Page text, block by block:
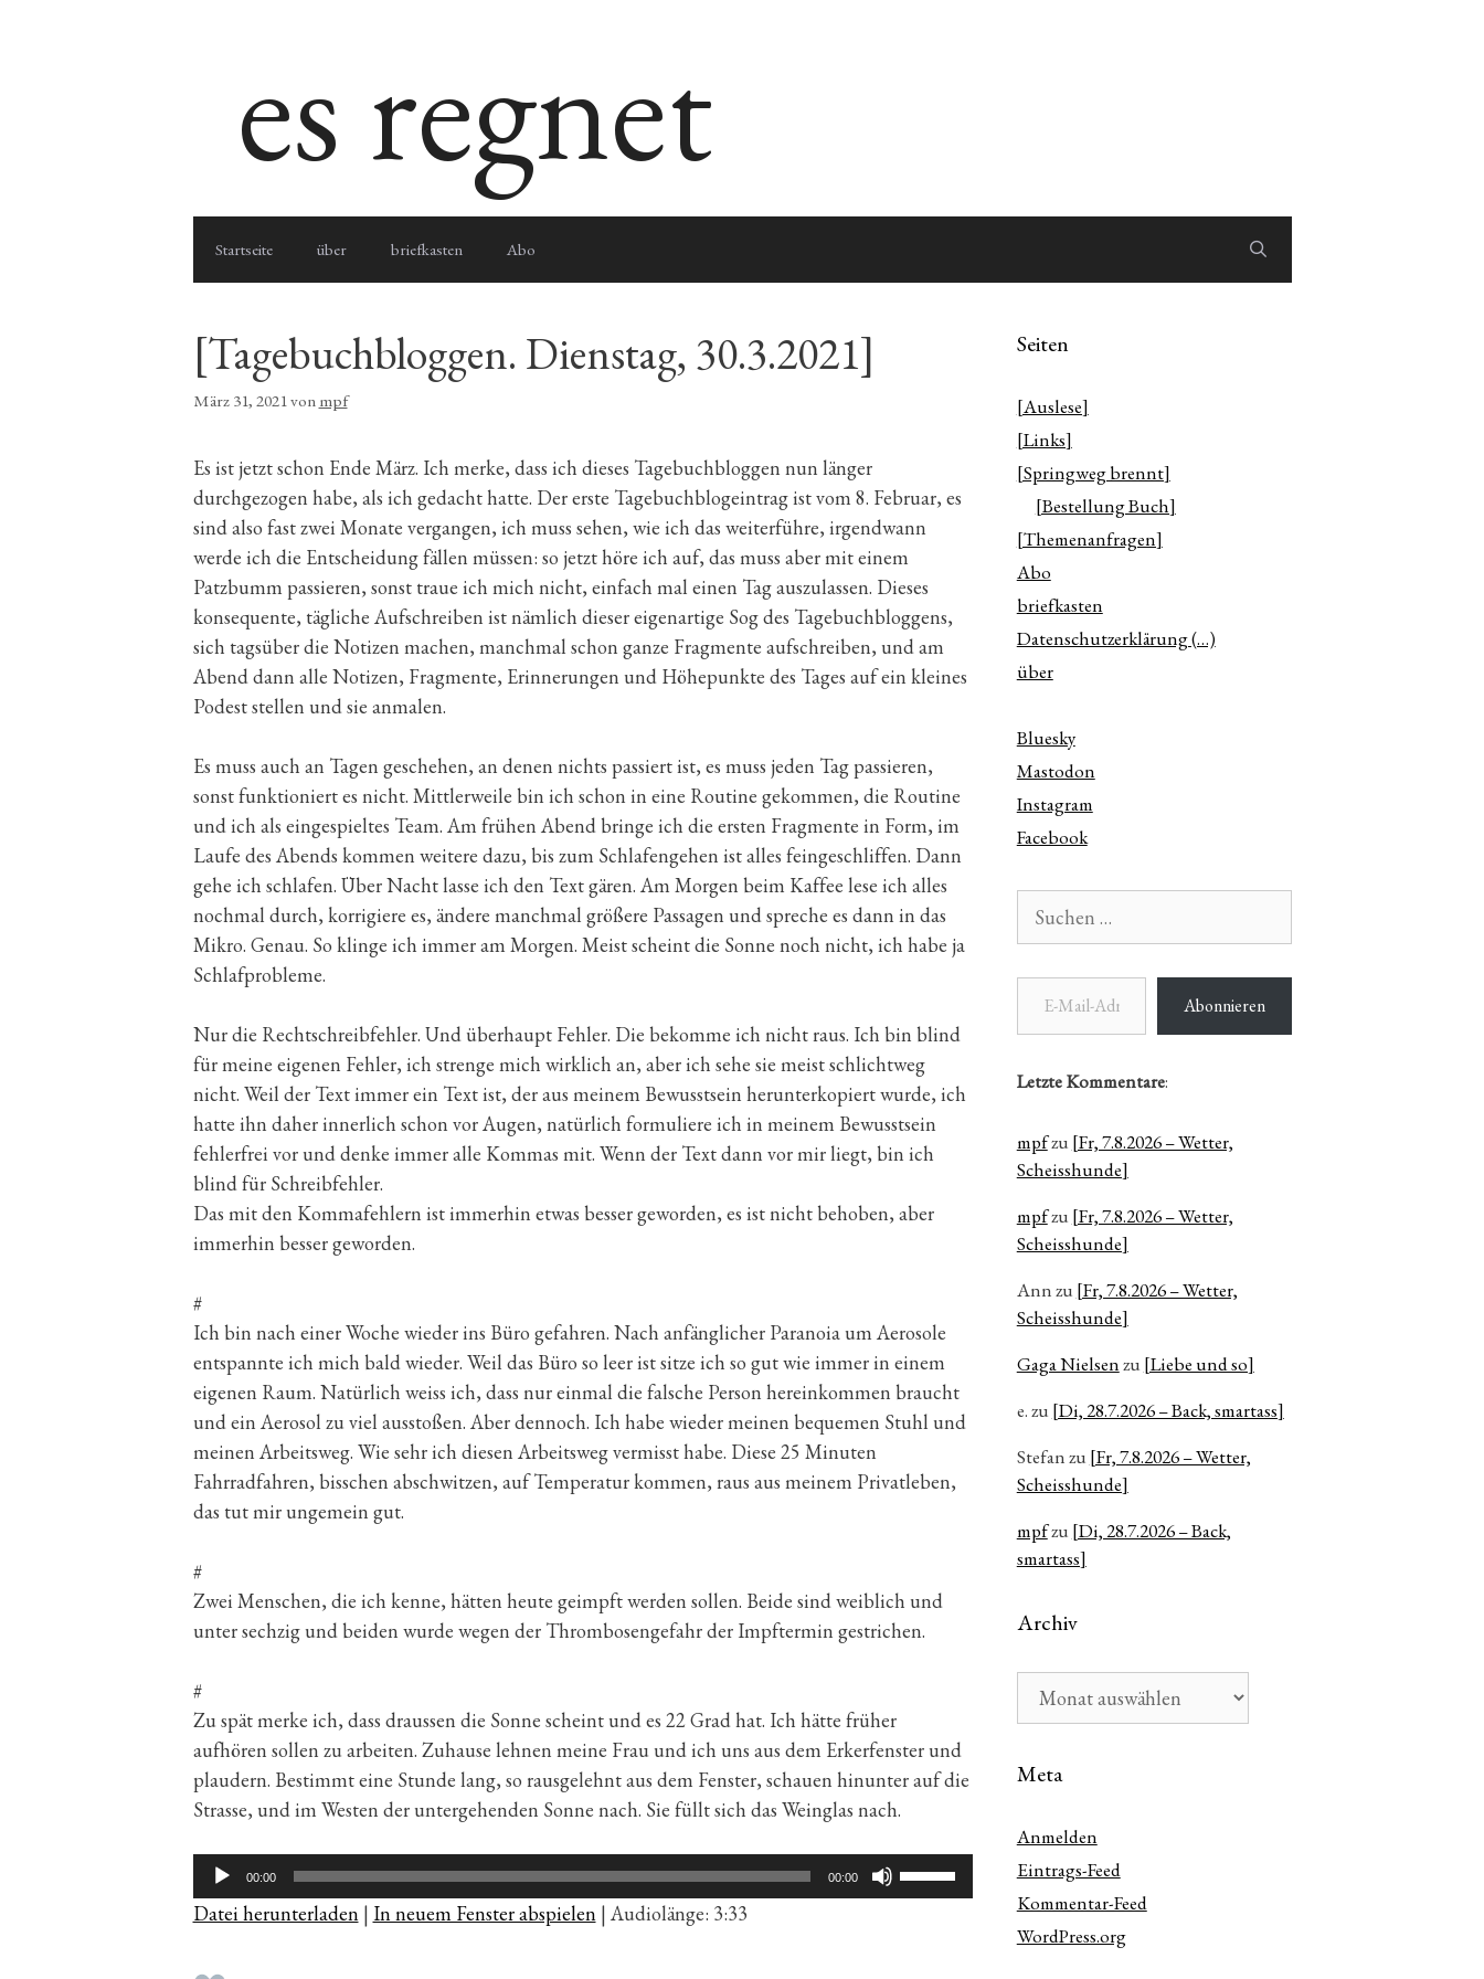
es regnet
Startseite über briefkasten Abo
[Tagebuchbloggen. Dienstag, 30.3.2021]
März 31, 2021von mpf
Es ist jetzt schon Ende März. Ich merke, dass ich dieses Tagebuchbloggen nun länger
durchgezogen habe, als ich gedacht hatte. Der erste Tagebuchblogeintrag ist vom 8. Februar, es
sind also fast zwei Monate vergangen, ich muss sehen, wie ich das weiterführe, irgendwann
werde ich die Entscheidung fällen müssen: so jetzt höre ich auf, das muss aber mit einem
Patzbumm passieren, sonst traue ich mich nicht, einfach mal einen Tag auszulassen. Dieses
konsequente, tägliche Aufschreiben ist nämlich dieser eigenartige Sog des Tagebuchbloggens,
sich tagsüber die Notizen machen, manchmal schon ganze Fragmente aufschreiben, und am
Abend dann alle Notizen, Fragmente, Erinnerungen und Höhepunkte des Tages auf ein kleines
Podest stellen und sie anmalen.
Es muss auch an Tagen geschehen, an denen nichts passiert ist, es muss jeden Tag passieren,
sonst funktioniert es nicht. Mittlerweile bin ich schon in eine Routine gekommen, die Routine
und ich als eingespieltes Team. Am frühen Abend bringe ich die ersten Fragmente in Form, im
Laufe des Abends kommen weitere dazu, bis zum Schlafengehen ist alles feingeschliffen. Dann
gehe ich schlafen. Über Nacht lasse ich den Text gären. Am Morgen beim Kaffee lese ich alles
nochmal durch, korrigiere es, ändere manchmal größere Passagen und spreche es dann in das
Mikro. Genau. So klinge ich immer am Morgen. Meist scheint die Sonne noch nicht, ich habe ja
Schlafprobleme.
Nur die Rechtschreibfehler. Und überhaupt Fehler. Die bekomme ich nicht raus. Ich bin blind
für meine eigenen Fehler, ich strenge mich wirklich an, aber ich sehe sie meist schlichtweg
nicht. Weil der Text immer ein Text ist, der aus meinem Bewusstsein herunterkopiert wurde, ich
hatte ihn daher innerlich schon vor Augen, natürlich formuliere ich in meinem Bewusstsein
fehlerfrei vor und denke immer alle Kommas mit. Wenn der Text dann vor mir liegt, bin ich
blind für Schreibfehler.
Das mit den Kommafehlern ist immerhin etwas besser geworden, es ist nicht behoben, aber
immerhin besser geworden.
#
Ich bin nach einer Woche wieder ins Büro gefahren. Nach anfänglicher Paranoia um Aerosole
entspannte ich mich bald wieder. Weil das Büro so leer ist sitze ich so gut wie immer in einem
eigenen Raum. Natürlich weiss ich, dass nur einmal die falsche Person hereinkommen braucht
und ein Aerosol zu viel ausstoßen. Aber dennoch. Ich habe wieder meinen bequemen Stuhl und
meinen Arbeitsweg. Wie sehr ich diesen Arbeitsweg vermisst habe. Diese 25 Minuten
Fahrradfahren, bisschen abschwitzen, auf Temperatur kommen, raus aus meinem Privatleben,
das tut mir ungemein gut.
#
Zwei Menschen, die ich kenne, hätten heute geimpft werden sollen. Beide sind weiblich und
unter sechzig und beiden wurde wegen der Thrombosengefahr der Impftermin gestrichen.
#
Zu spät merke ich, dass draussen die Sonne scheint und es 22 Grad hat. Ich hätte früher
aufhören sollen zu arbeiten. Zuhause lehnen meine Frau und ich uns aus dem Erkerfenster und
plaudern. Bestimmt eine Stunde lang, so rausgelehnt aus dem Fenster, schauen hinunter auf die
Strasse, und im Westen der untergehenden Sonne nach. Sie füllt sich das Weinglas nach.
Audio-
Player
00:00 00:00
Pfeiltasten
Hoch/Runter
Datei herunterladen| In neuem Fenster abspielen| Audiolänge: 3:33
Seiten
[Auslese]
[Links]
[Springweg brennt]
[Bestellung Buch]
[Themenanfragen]
Abo
briefkasten
Datenschutzerklärung (…)
über
Bluesky
Mastodon
Instagram
Facebook
nach:
E-Mail-Adresse
Abonnieren
Letzte Kommentare:
mpfzu [Fr, 7.8.2026 – Wetter,
Scheisshunde]
mpfzu [Fr, 7.8.2026 – Wetter,
Scheisshunde]
Annzu [Fr, 7.8.2026 – Wetter,
Scheisshunde]
Gaga Nielsenzu [Liebe und so]
e.zu [Di, 28.7.2026 – Back, smartass]
Stefanzu [Fr, 7.8.2026 – Wetter,
Scheisshunde]
mpfzu [Di, 28.7.2026 – Back,
smartass]
Archiv
Meta
Anmelden
Eintrags-Feed
Kommentar-Feed
WordPress.org